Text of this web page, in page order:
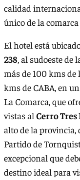
calidad
único de la
El hotel está
238, al sudoeste de
más de 100 kms de
kms de CABA, en
La Comarca, que
vistas al Cerro Tres
alto de la provincia,
Partido de
excepcional que
destino ideal para